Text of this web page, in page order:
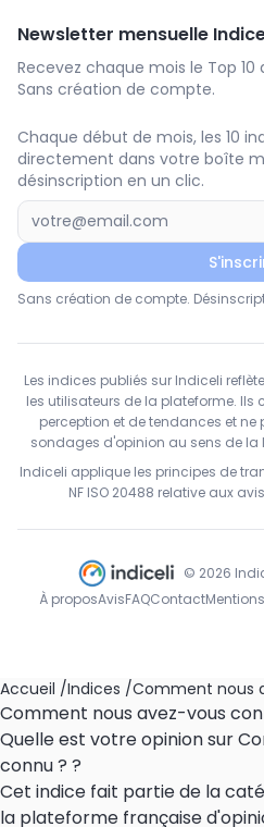
Newsletter mensuelle
Recevez chaque mois le Top 10
Sans création de compte.
Chaque début de mois, les 10
directement dans votre boîte
désinscription en un clic.
Sans création de compte.
Les indices publiés sur Indiceli
les utilisateurs de la plateforme.
perception et de tendances et ne
sondages d'opinion au sens de la
Indiceli applique les principes de
NF ISO 20488 relative aux
© 2026
À proposAvisFAQContact
Accueil /Indices /Comment nous
Comment nous avez-vous
Quelle est votre opinion sur
connu ? ?
Cet indice fait partie de la
la plateforme française